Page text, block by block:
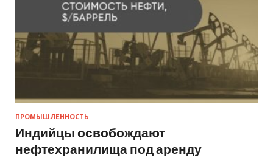
ПРОМЫШЛЕННОСТЬ
Индийцы освобождают
нефтехранилища под аренду